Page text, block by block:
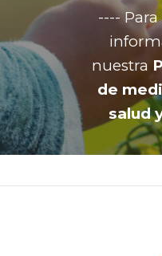
----
nuestra
de
salud